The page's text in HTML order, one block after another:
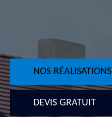
NOS RÉALISATIONS
DEVIS GRATUIT